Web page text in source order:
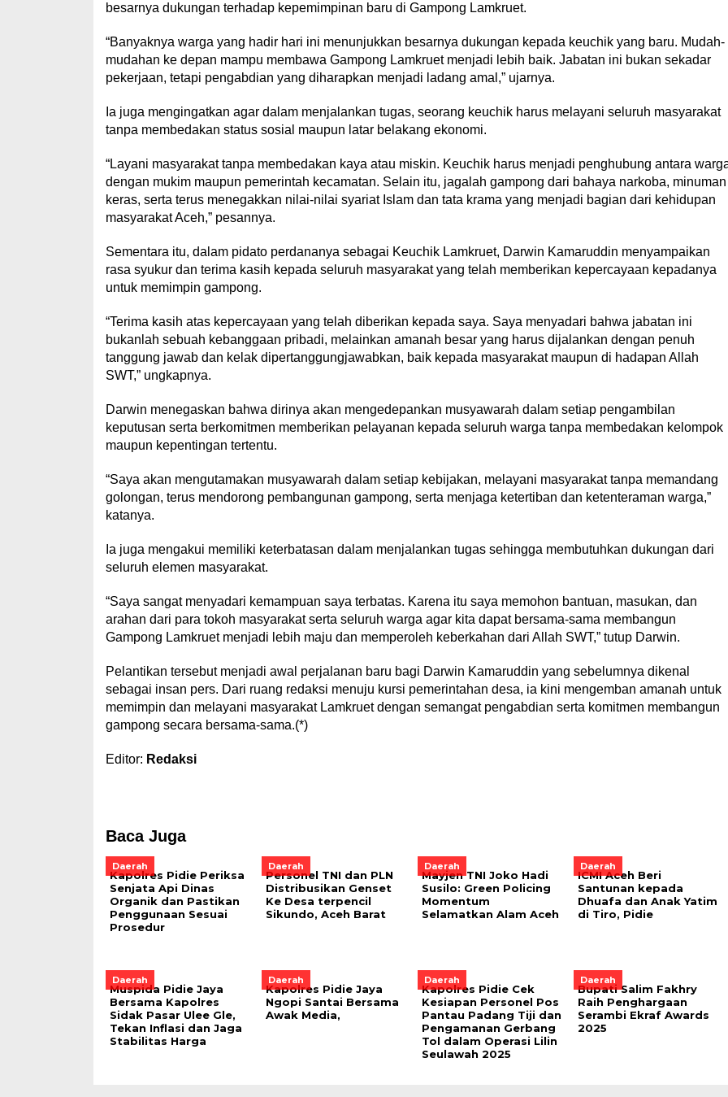
besarnya dukungan terhadap kepemimpinan baru di Gampong Lamkruet.
“Banyaknya warga yang hadir hari ini menunjukkan besarnya dukungan kepada keuchik yang baru. Mudah-
mudahan ke depan mampu membawa Gampong Lamkruet menjadi lebih baik. Jabatan ini bukan sekadar
pekerjaan, tetapi pengabdian yang diharapkan menjadi ladang amal,” ujarnya.
Ia juga mengingatkan agar dalam menjalankan tugas, seorang keuchik harus melayani seluruh masyarakat
tanpa membedakan status sosial maupun latar belakang ekonomi.
“Layani masyarakat tanpa membedakan kaya atau miskin. Keuchik harus menjadi penghubung antara
dengan mukim maupun pemerintah kecamatan. Selain itu, jagalah gampong dari bahaya narkoba, minuman
keras, serta terus menegakkan nilai-nilai syariat Islam dan tata krama yang menjadi bagian dari kehidupan
masyarakat Aceh,” pesannya.
Sementara itu, dalam pidato perdananya sebagai Keuchik Lamkruet, Darwin Kamaruddin menyampaikan
rasa syukur dan terima kasih kepada seluruh masyarakat yang telah memberikan kepercayaan kepadanya
untuk memimpin gampong.
“Terima kasih atas kepercayaan yang telah diberikan kepada saya. Saya menyadari bahwa jabatan ini
bukanlah sebuah kebanggaan pribadi, melainkan amanah besar yang harus dijalankan dengan penuh
tanggung jawab dan kelak dipertanggungjawabkan, baik kepada masyarakat maupun di hadapan Allah
SWT,” ungkapnya.
Darwin menegaskan bahwa dirinya akan mengedepankan musyawarah dalam setiap pengambilan
keputusan serta berkomitmen memberikan pelayanan kepada seluruh warga tanpa membedakan kelompok
maupun kepentingan tertentu.
“Saya akan mengutamakan musyawarah dalam setiap kebijakan, melayani masyarakat tanpa memandang
golongan, terus mendorong pembangunan gampong, serta menjaga ketertiban dan ketenteraman warga,”
katanya.
Ia juga mengakui memiliki keterbatasan dalam menjalankan tugas sehingga membutuhkan dukungan dari
seluruh elemen masyarakat.
“Saya sangat menyadari kemampuan saya terbatas. Karena itu saya memohon bantuan, masukan, dan
arahan dari para tokoh masyarakat serta seluruh warga agar kita dapat bersama-sama membangun
Gampong Lamkruet menjadi lebih maju dan memperoleh keberkahan dari Allah SWT,” tutup Darwin.
Pelantikan tersebut menjadi awal perjalanan baru bagi Darwin Kamaruddin yang sebelumnya dikenal
sebagai insan pers. Dari ruang redaksi menuju kursi pemerintahan desa, ia kini mengemban amanah untuk
memimpin dan melayani masyarakat Lamkruet dengan semangat pengabdian serta komitmen membangun
gampong secara bersama-sama.(*)
Editor: Redaksi
Baca Juga
Daerah
Kapolres Pidie Periksa
Senjata Api Dinas
Organik dan Pastikan
Penggunaan Sesuai
Prosedur
Daerah
Personel TNI dan PLN
Distribusikan Genset
Ke Desa terpencil
Sikundo, Aceh Barat
Daerah
Mayjen TNI Joko Hadi
Susilo: Green Policing
Momentum
Selamatkan Alam Aceh
Daerah
ICMI Aceh Beri
Santunan kepada
Dhuafa dan Anak Yatim
di Tiro, Pidie
Daerah
Muspida Pidie Jaya
Bersama Kapolres
Sidak Pasar Ulee Gle,
Tekan Inflasi dan Jaga
Stabilitas Harga
Daerah
Kapolres Pidie Jaya
Ngopi Santai Bersama
Awak Media,
Daerah
Kapolres Pidie Cek
Kesiapan Personel Pos
Pantau Padang Tiji dan
Pengamanan Gerbang
Tol dalam Operasi Lilin
Seulawah 2025
Daerah
Bupati Salim Fakhry
Raih Penghargaan
Serambi Ekraf Awards
2025